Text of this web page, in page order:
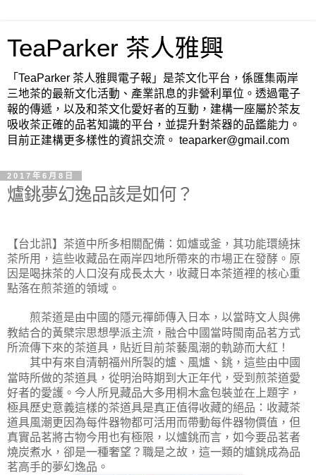
TeaParker 茶人雅興
「TeaParker 茶人雅興電子報」是茶文化平台，係匯集兩岸
三地茶的最新文化活動、產業訊息的非營利單位。透過電子
報的傳遞，以及和茶文化愛好者的互動，建構一座屬於茶友
吸收茶正確的品茗知識的平台，並提升對茶器的品鑑能力。
目前正建構更多樣性的資訊交流。 teaparker@gmail.com
2017年6月8日
爐銚夢幻逸品該是如何？
【台北訊】茶道中所多相關配備：如爐或釜，其功能環繞抹
茶所用，這些收藏品在兩岸四地所帶來的市場正在發酵。原
因是喝抹茶的人口沒有成長太大，收藏日本茶道裡的核心重
點落在煎茶道的領域。
煎茶道是由中國的隱元禪師傳入日本，以當時文人與佛
教結合的黃檗宗思想學派主流，融合中國當時閩南品茗方式
所流傳下來的茶道具，貼近目前茶藝風潮的軌跡而大紅！
其中有來自清朝福州所製的爐、風爐、銚，這些由中國
當時所做的茶道具，從明治時期到大正年代，受到煎茶道愛
好者的愛護。今人所見藏品大多用桐木盒包裝並在上題字，
極具歷史意義這樣的茶道具是真正值得收藏的絕品：收藏茶
道具風潮更因為每件器物都可活用而帶動每件器物價值，但
真實品茗將古物今用也有極限，以爐銚而言，如今要品茗者
燒炭煮水，卻是一種奢望？職是之故，這一類的爐銚成為品
茗高手的夢幻逸品。